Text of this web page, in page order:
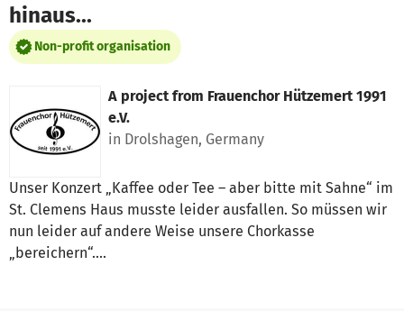
hinaus...
Non-profit organisation
A project from Frauenchor Hützemert 1991
e.V.
in Drolshagen, Germany
Unser Konzert „Kaffee oder Tee – aber bitte mit Sahne“ im
St. Clemens Haus musste leider ausfallen. So müssen wir
nun leider auf andere Weise unsere Chorkasse
„bereichern“….